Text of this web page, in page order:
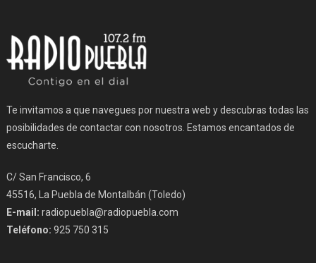
Te invitamos a que navegues por nuestra web y descubras todas las
posibilidades de contactar con nosotros. Estamos encantados de
escucharte.
C/ San Francisco, 6
45516, La Puebla de Montalbán (Toledo)
E-mail: radiopuebla@radiopuebla.com
Teléfono: 925 750 315